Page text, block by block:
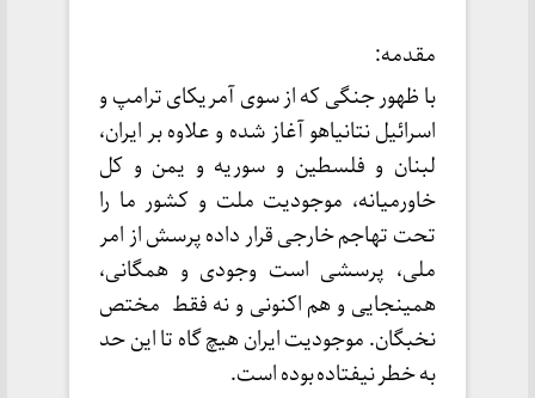
مقدمه:
با ظهور جنگی که از سوی آمریکای ترامپ و
اسرائیل نتانیاهو آغاز شده و علاوه بر ایران،
لبنان و فلسطین و سوریه و یمن و کل
خاورمیانه، موجودیت ملت و کشور ما را
تحت تهاجم خارجی قرار داده پرسش از امر
ملی، پرسشی است وجودی و همگانی،
همینجایی و هم اکنونی و نه فقط مختص
نخبگان. موجودیت ایران هیچ گاه تا این حد
به خطر نیفتاده بوده است.